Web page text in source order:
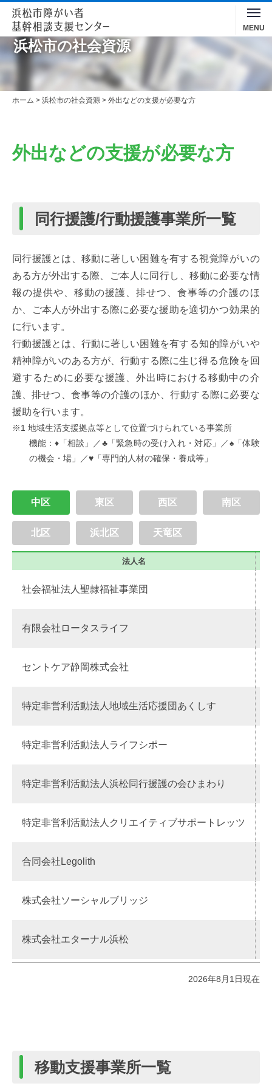
MENU
浜松市の社会資源
ホーム > 浜松市の社会資源 > 外出などの支援が必要な方
外出などの支援が必要な方
同行援護/行動援護事業所一覧
同行援護とは、 移動に著しい困難を有する視覚障がいの
ある方が外出する 際 、ご本人 に 同行し、 移動に必要な情
報の提供や、 移動の援護 排せつ、 食事等の介護のほ
か、ご本人 が外出する 際に必要な援助を適切かつ効果的
に行います。
行動援護とは、 行動に著しい困難を有する知的障がいや
精神障がいのある方が、 行動する 際に生 じ得る危険 を 回
避するために 必要な援護 外出時における移動中の介
護
排せつ、 食事等の介護のほか、 行動する 際に必要な
援助を行います。
地域生活支援拠点等として位置づけられている事業所
機能 ：♦「相談 」／♣「緊急時の受け入れ・対応 」／♠「体験
の機会・場 」／♥「専門的人材の確保・養成等 」
中区 東区 西区 南区
北区 浜北区 天竜区
法人名
社会福祉法人聖隷福祉事業団
有限会社ロータスライフ
セントケア静岡株式会社
特定非営利活動法人地域生活応援団あくしす
特定非営利活動法人ライフシポー
特定非営利活動法人浜松同行援護の会ひまわり
特定非営利活動法人クリエイティブサポートレッツ
合同会社Legolith
株式会社ソーシャルブリッジ
株式会社エターナル浜松
2026年8月1日現在
移動支援事業所一覧